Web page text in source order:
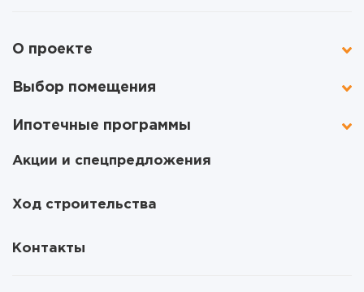
О проекте
Выбор помещения
Ипотечные программы
Акции и спецпредложения
Ход строительства
Контакты